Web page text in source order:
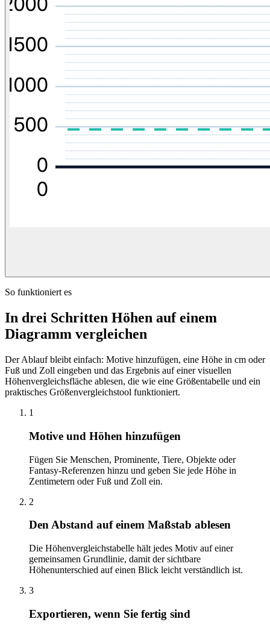
So funktioniert es
In drei Schritten Höhen auf einem
Diagramm vergleichen
Der Ablauf bleibt einfach: Motive hinzufügen, eine Höhe in cm oder
Fuß und Zoll eingeben und das Ergebnis auf einer visuellen
Höhenvergleichsfläche ablesen, die wie eine Größentabelle und ein
praktisches Größenvergleichstool funktioniert.
1
Motive und Höhen hinzufügen
Fügen Sie Menschen, Prominente, Tiere, Objekte oder
Fantasy-Referenzen hinzu und geben Sie jede Höhe in
Zentimetern oder Fuß und Zoll ein.
2
Den Abstand auf einem Maßstab ablesen
Die Höhenvergleichstabelle hält jedes Motiv auf einer
gemeinsamen Grundlinie, damit der sichtbare
Höhenunterschied auf einen Blick leicht verständlich ist.
3
Exportieren, wenn Sie fertig sind